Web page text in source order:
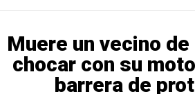
Muere un vecino
chocar con su
barrera de